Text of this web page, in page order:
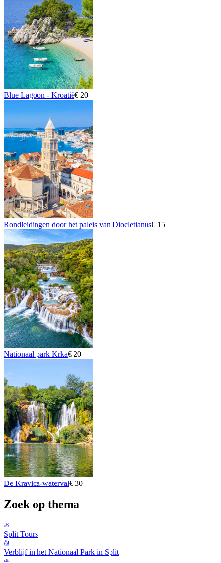
Blue Lagoon - Kroatië€ 20
Rondleidingen door het paleis van Diocletianus€ 15
Nationaal park Krka€ 20
De Kravica-waterval€ 30
Zoek op thema
Split Tours
Verblijf in het Nationaal Park in Split